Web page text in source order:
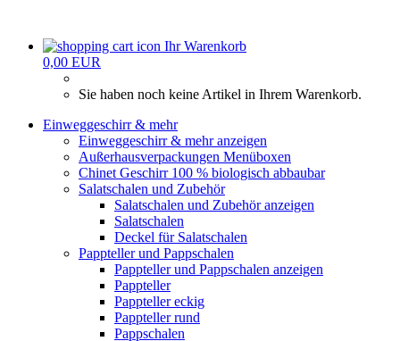
Ihr Warenkorb
0,00 EUR
Sie haben noch keine Artikel in Ihrem Warenkorb.
Einweggeschirr & mehr
Einweggeschirr & mehr anzeigen
Außerhausverpackungen Menüboxen
Chinet Geschirr 100 % biologisch abbaubar
Salatschalen und Zubehör
Salatschalen und Zubehör anzeigen
Salatschalen
Deckel für Salatschalen
Pappteller und Pappschalen
Pappteller und Pappschalen anzeigen
Pappteller
Pappteller eckig
Pappteller rund
Pappschalen